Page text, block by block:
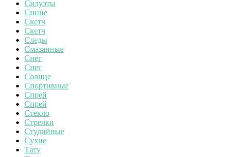
Силуэты
Синие
Скетч
Скетч
Следы
Смазанные
Снег
Снег
Солнце
Спортивные
Спрей
Спрей
Стекло
Стрелки
Студийные
Сухие
Тату